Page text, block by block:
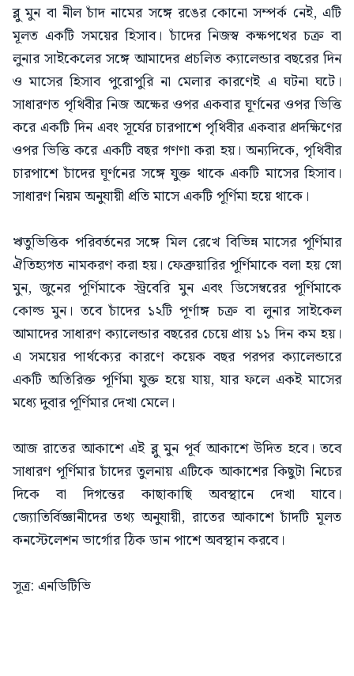
ব্লু মুন বা নীল চাঁদ নামের সঙ্গে রঙের কোনো সম্পর্ক নেই, এটি
মূলত একটি সময়ের হিসাব। চাঁদের নিজস্ব কক্ষপথের চক্র বা
লুনার সাইকেলের সঙ্গে আমাদের প্রচলিত ক্যালেন্ডার বছরের দিন
ও মাসের হিসাব পুরোপুরি না মেলার কারণেই এ ঘটনা ঘটে।
সাধারণত পৃথিবীর নিজ অক্ষের ওপর একবার ঘূর্ণনের ওপর ভিত্তি
করে একটি দিন এবং সূর্যের চারপাশে পৃথিবীর একবার প্রদক্ষিণের
ওপর ভিত্তি করে একটি বছর গণণা করা হয়। অন্যদিকে, পৃথিবীর
চারপাশে চাঁদের ঘূর্ণনের সঙ্গে যুক্ত থাকে একটি মাসের হিসাব।
সাধারণ নিয়ম অনুযায়ী প্রতি মাসে একটি পূর্ণিমা হয়ে থাকে।
ঋতুভিত্তিক পরিবর্তনের সঙ্গে মিল রেখে বিভিন্ন মাসের পূর্ণিমার
ঐতিহ্যগত নামকরণ করা হয়। ফেব্রুয়ারির পূর্ণিমাকে বলা হয় স্নো
মুন, জুনের পূর্ণিমাকে স্ট্রবেরি মুন এবং ডিসেম্বরের পূর্ণিমাকে
কোল্ড মুন। তবে চাঁদের ১২টি পূর্ণাঙ্গ চক্র বা লুনার সাইকেল
আমাদের সাধারণ ক্যালেন্ডার বছরের চেয়ে প্রায় ১১ দিন কম হয়।
এ সময়ের পার্থক্যের কারণে কয়েক বছর পরপর ক্যালেন্ডারে
একটি অতিরিক্ত পূর্ণিমা যুক্ত হয়ে যায়, যার ফলে একই মাসের
মধ্যে দুবার পূর্ণিমার দেখা মেলে।
আজ রাতের আকাশে এই ব্লু মুন পূর্ব আকাশে উদিত হবে। তবে
সাধারণ পূর্ণিমার চাঁদের তুলনায় এটিকে আকাশের কিছুটা নিচের
দিকে বা দিগন্তের কাছাকাছি অবস্থানে দেখা যাবে।
জ্যোতির্বিজ্ঞানীদের তথ্য অনুযায়ী, রাতের আকাশে চাঁদটি মূলত
কনস্টেলেশন ভার্গোর ঠিক ডান পাশে অবস্থান করবে।
সূত্র: এনডিটিভি